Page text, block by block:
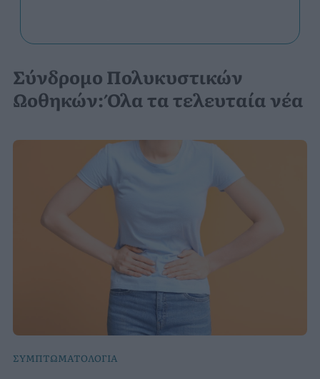
Σύνδρομο Πολυκυστικών
Ωοθηκών: Όλα τα τελευταία νέα
ΣΥΜΠΤΩΜΑΤΟΛΟΓΙΑ